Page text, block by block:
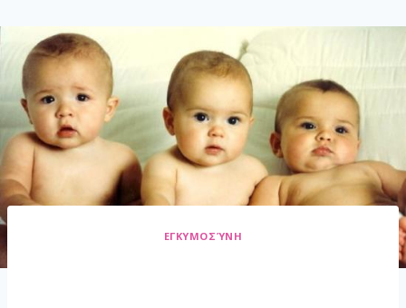
ΕΓΚΥΜΟΣΎΝΗ